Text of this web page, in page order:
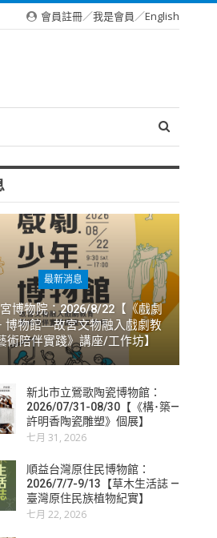
會員註冊／我是會員／English
最新消息
博物院：2026/8/22【《戲劇
· 博物館―故宮文物融入戲劇教
術陪伴實踐》講座/工作坊】
新北市立鶯歌陶瓷博物館：
2026/07/31-08/30【《構･築—
許明香陶瓷雕塑》個展】
七月 31, 2026
順益台灣原住民博物館：
2026/7/7-9/13【草木生活誌 —
臺灣原住民族植物紀實】
七月 22, 2026